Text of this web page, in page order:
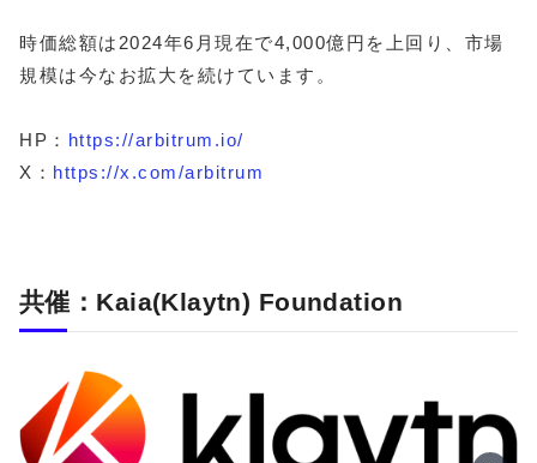
時価総額は2024年6月現在で4,000億円を上回り、市場
規模は今なお拡大を続けています。
HP： https://arbitrum.io/
X： https://x.com/arbitrum
共催：​Kaia(Klaytn) Foundation